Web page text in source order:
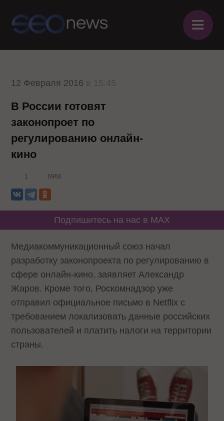
≡
12 Февраля 2016
В России готовят
законопроет по
регулированию онлайн-
кино
1 6966
Подпишитесь на нас в MAX
Медиакоммуникационный союз начал
разработку законопроекта по регулированию в
сфере онлайн-кино, заявляет Александр
Жаров. Кроме того, Роскомнадзор уже
отправил официальное письмо в Netflix с
требованием локализовать данные российских
пользователей и платить налоги на территории
страны.